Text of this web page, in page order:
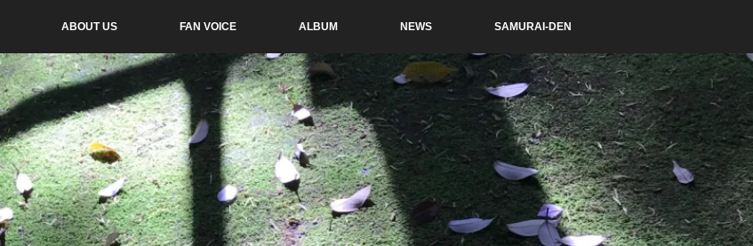
ABOUT US FAN VOICE ALBUM NEWS SAMURAI-DEN